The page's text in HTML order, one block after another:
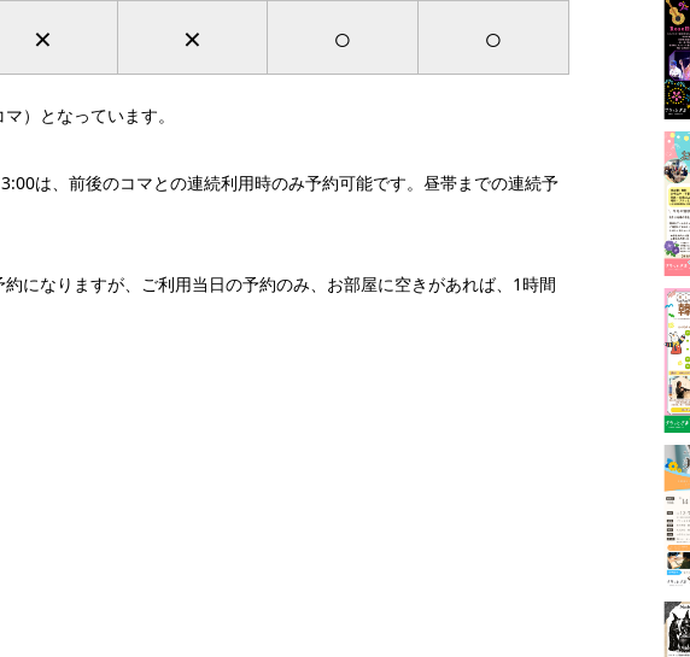
× × ○ ○
）となっています。
は、前後のコマとの連続利用時のみ予約可能です。昼帯までの連続予
になりますが、ご利用当日の予約のみ、お部屋に空きがあれば、1時間